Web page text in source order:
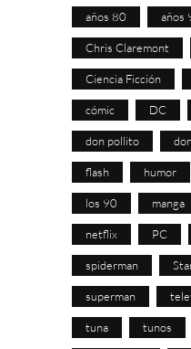
años 80 años
Chris Claremont
Ciencia Ficción
cómic DC
don pollito
flash humor
los 90 manga
netflix PC
spiderman
superman
tuna tunos